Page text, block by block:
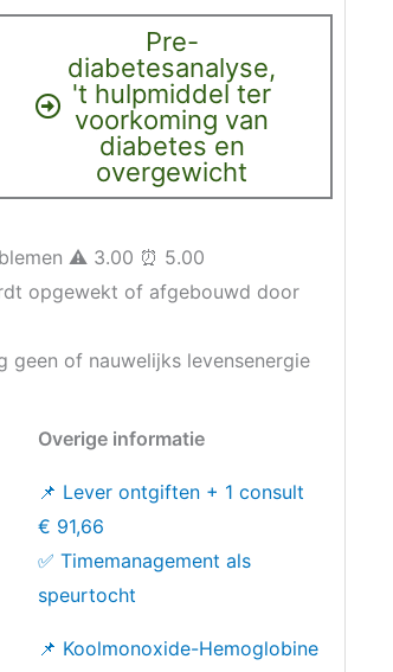
Pre-
diabetesanalyse,
't hulpmiddel ter
voorkoming van
diabetes en
overgewicht
⚠️ 3.00 ⏰ 5.00
opgewekt of afgebouwd door
of nauwelijks levensenergie
Overige informatie
📌 Lever ontgiften + 1 consult
€ 91,66
✅ Timemanagement als
speurtocht
📌 Koolmonoxide-Hemoglobine